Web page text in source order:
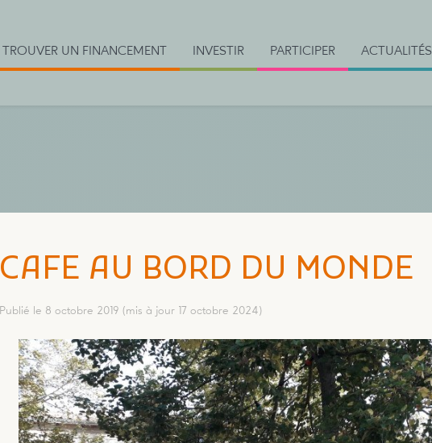
TROUVER UN FINANCEMENT INVESTIR PARTICIPER ACTUALITÉS
CAFE AU BORD DU MONDE
Publié le 8 octobre 2019 (mis à jour 17 octobre 2024)